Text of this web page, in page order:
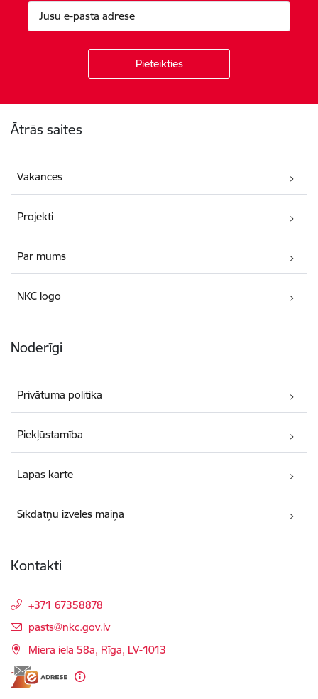
Ātrās saites
Vakances
Projekti
Par mums
NKC logo
Noderīgi
Privātuma politika
Piekļūstamība
Lapas karte
Sīkdatņu izvēles maiņa
Kontakti
+371 67358878
E-pasts:
pasts@nkc.gov.lv
Miera iela 58a, Rīga, LV-1013